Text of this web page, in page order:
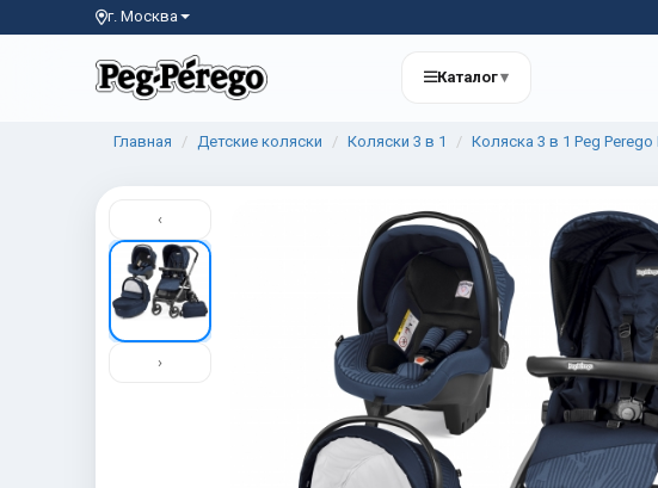
г. Москва
Каталог▾
Главная Детские коляски Коляски 3 в 1 Коляска 3 в 1 Peg
‹
›